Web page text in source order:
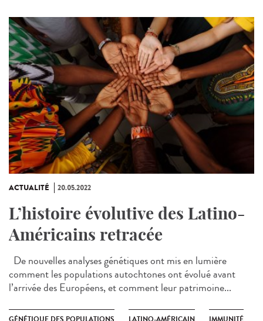
ACTUALITÉ 20.05.2022
L’histoire évolutive des Latino-
Américains retracée
De nouvelles analyses génétiques ont mis en lumière
comment les populations autochtones ont évolué avant
l’arrivée des Européens, et comment leur patrimoine...